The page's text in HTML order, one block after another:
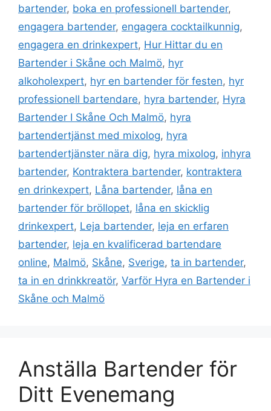
bartender, boka en professionell bartender,
engagera bartender, engagera cocktailkunnig,
engagera en drinkexpert, Hur Hittar du en
Bartender i Skåne och Malmö, hyr
alkoholexpert, hyr en bartender för festen, hyr
professionell bartendare, hyra bartender, Hyra
Bartender I Skåne Och Malmö, hyra
bartendertjänst med mixolog, hyra
bartendertjänster nära dig, hyra mixolog, inhyra
bartender, Kontraktera bartender, kontraktera
en drinkexpert, Låna bartender, låna en
bartender för bröllopet, låna en skicklig
drinkexpert, Leja bartender, leja en erfaren
bartender, leja en kvalificerad bartendare
online, Malmö, Skåne, Sverige, ta in bartender,
ta in en drinkkreatör, Varför Hyra en Bartender i
Skåne och Malmö
Anställa Bartender för
Ditt Evenemang